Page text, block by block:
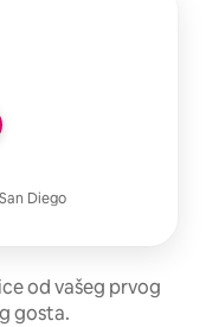
San Diego
od vašeg prvog
gosta.